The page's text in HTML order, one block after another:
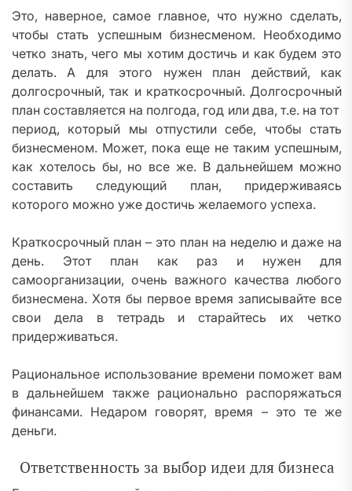
Это, наверное, самое главное, что нужно сделать,
чтобы стать успешным бизнесменом. Необходимо
четко знать, чего мы хотим достичь и как будем это
делать. А для этого нужен план действий, как
долгосрочный, так и краткосрочный. Долгосрочный
план составляется на полгода, год или два, т.е. на тот
период, который мы отпустили себе, чтобы стать
бизнесменом. Может, пока еще не таким успешным,
как хотелось бы, но все же. В дальнейшем можно
составить следующий план, придерживаясь
которого можно уже достичь желаемого успеха.
Краткосрочный план – это план на неделю и даже на
день. Этот план как раз и нужен для
самоорганизации, очень важного качества любого
бизнесмена. Хотя бы первое время записывайте все
свои дела в тетрадь и старайтесь их четко
придерживаться.
Рациональное использование времени поможет вам
в дальнейшем также рационально распоряжаться
финансами. Недаром говорят, время – это те же
деньги.
Ответственность за выбор идеи для бизнеса